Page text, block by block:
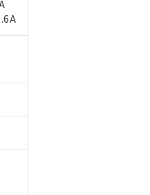
確認ください。
開示しないようお願いしま
メンバーズにご登録され
社および当社の共同利用者
利用することをご了承くだ
するものではありません。
間は出荷製品に未対応品が
影響を及ぼさない年数を意
ある場合は、取り引きをい
ル
客様担当のオムロン制御